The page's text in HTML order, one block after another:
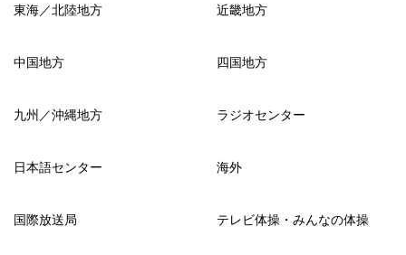
東海／北陸地方 近畿地方
中国地方 四国地方
九州／沖縄地方 ラジオセンター
日本語センター 海外
国際放送局 テレビ体操・みんなの体操